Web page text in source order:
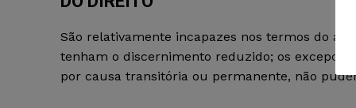
São relativamente incapazes nos termos do
tenham o discernimento reduzido; os
por causa transitória ou permanente, não